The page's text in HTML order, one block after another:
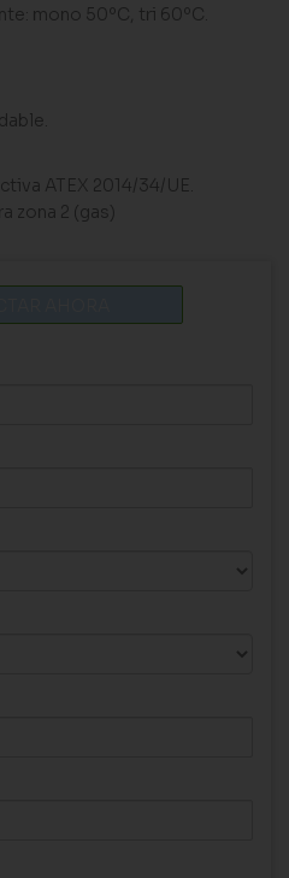
mono 50ºC, tri 60ºC.
ATEX 2014/34/UE.
zona 2 (gas)